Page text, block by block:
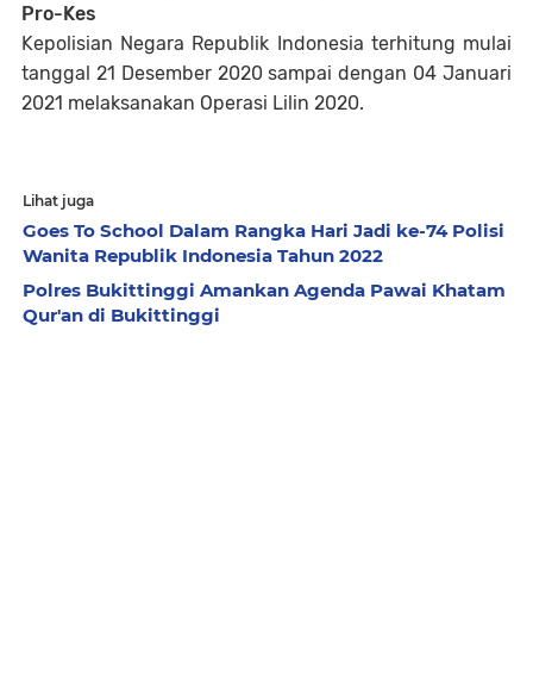
Pro-Kes
Kepolisian Negara Republik Indonesia terhitung mulai
tanggal 21 Desember 2020 sampai dengan 04 Januari
2021 melaksanakan Operasi Lilin 2020.
Lihat juga
Goes To School Dalam Rangka Hari Jadi ke-74 Polisi
Wanita Republik Indonesia Tahun 2022
Polres Bukittinggi Amankan Agenda Pawai Khatam
Qur'an di Bukittinggi